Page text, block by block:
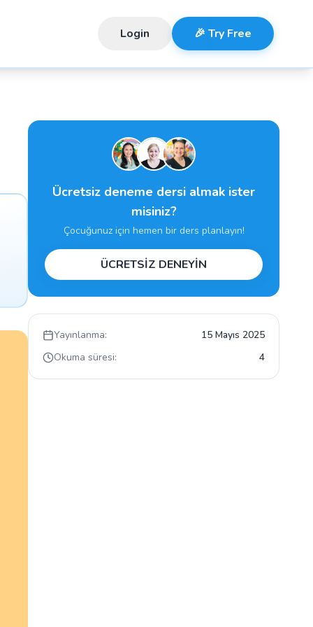
Login 🎉 Try Free
Ücretsiz deneme dersi almak ister
misiniz?
Çocuğunuz için hemen bir ders planlayın!
ÜCRETSİZ DENEYİN
Yayınlanma:
15 Mayıs 2025
Okuma süresi:
4